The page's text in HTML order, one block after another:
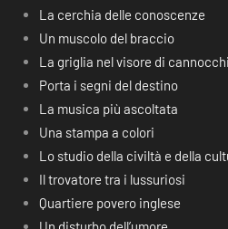
La cerchia delle conoscenze
Un muscolo del braccio
La griglia nel visore di
Porta i segni del destino
La musica più ascoltata
Una stampa a colori
Lo studio della civiltà e della
Il trovatore tra i lussuriosi
Quartiere povero inglese